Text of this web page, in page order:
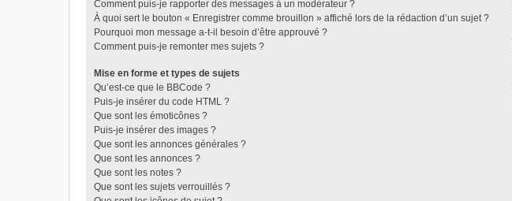
Comment puis-je rapporter des messages à un modérateur ?
À quoi sert le bouton « Enregistrer comme brouillon » affiché lors de la rédaction d’un sujet ?
Pourquoi mon message a-t-il besoin d’être approuvé ?
Comment puis-je remonter mes sujets ?
Mise en forme et types de sujets
Qu’est-ce que le BBCode ?
Puis-je insérer du code HTML ?
Que sont les émoticônes ?
Puis-je insérer des images ?
Que sont les annonces générales ?
Que sont les annonces ?
Que sont les notes ?
Que sont les sujets verrouillés ?